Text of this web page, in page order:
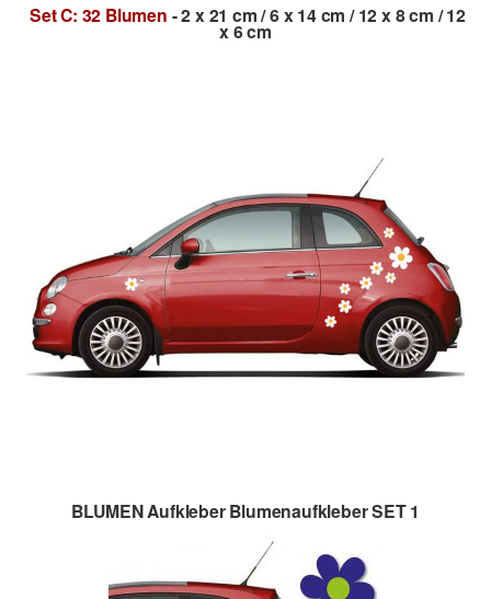
Set C: 32 Blumen - 2 x 21 cm / 6 x 14 cm / 12 x 8 cm / 12
x 6 cm
BLUMEN Aufkleber Blumenaufkleber SET 1